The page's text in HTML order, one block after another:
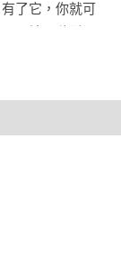
了它，你就可
……請跟隨引
家服，歡迎進